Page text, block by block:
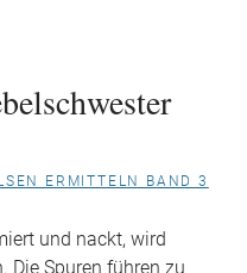
ERMITTELN BAND 3
und nackt, wird
Die Spuren führen zu